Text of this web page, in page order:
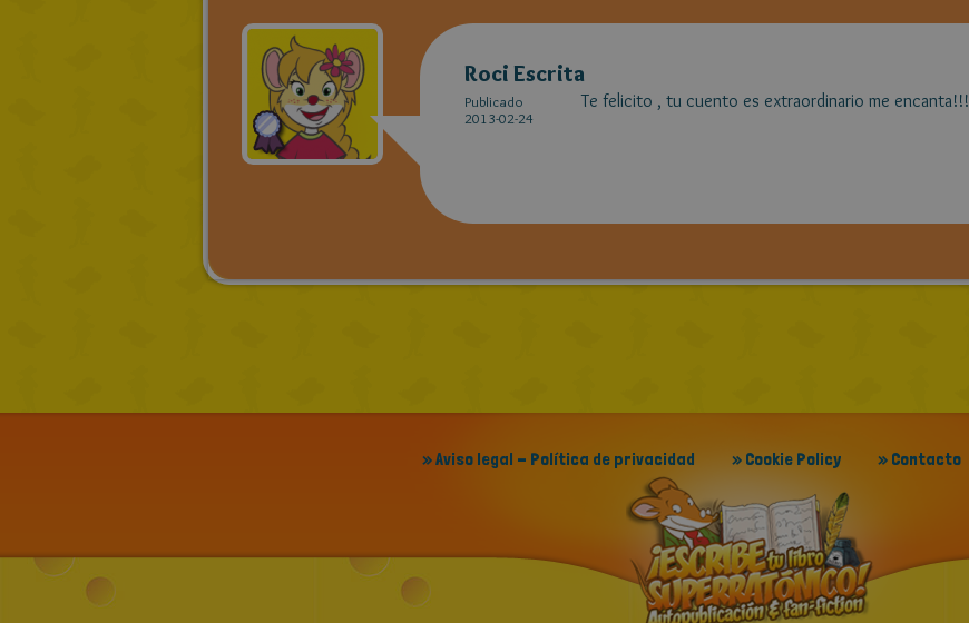
Roci Escrita
Publicado
2013-02-24
Te felicito , tu cuento es extraordinario me encanta!!!
» Aviso legal - Política de privacidad » Cookie Policy » Contacto